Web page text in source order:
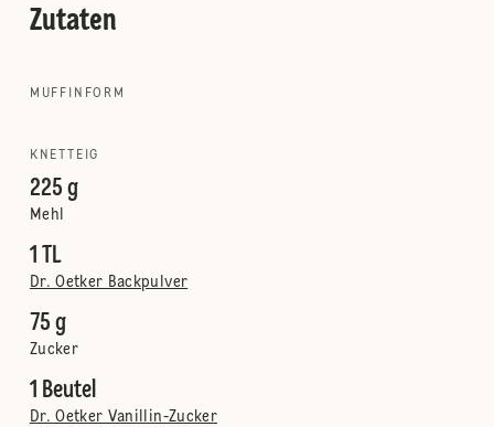
Zutaten
MUFFINFORM
KNETTEIG
225 g
Mehl
1 TL
Dr. Oetker Backpulver
75 g
Zucker
1 Beutel
Dr. Oetker Vanillin-Zucker